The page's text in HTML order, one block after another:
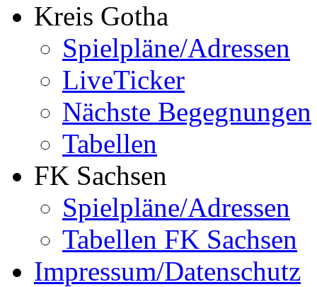
Kreis Gotha
Spielpläne/Adressen
LiveTicker
Nächste Begegnungen
Tabellen
FK Sachsen
Spielpläne/Adressen
Tabellen FK Sachsen
Impressum/Datenschutz